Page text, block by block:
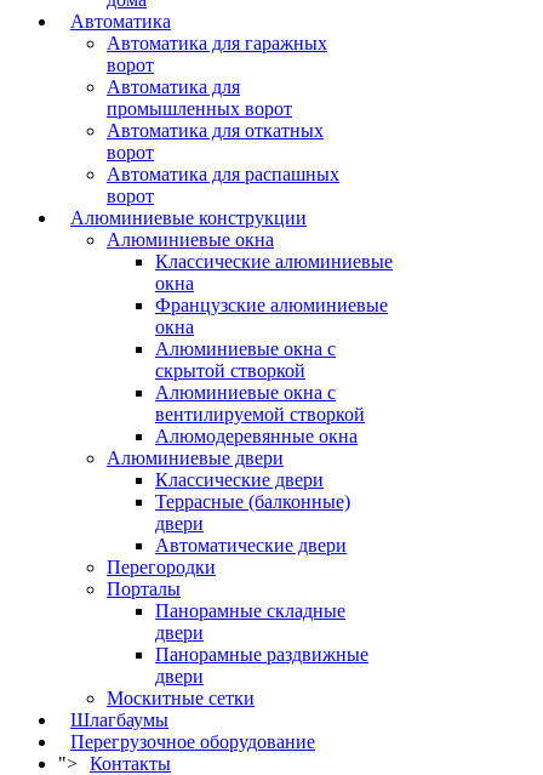
Автоматика
Автоматика для гаражных
ворот
Автоматика для
промышленных ворот
Автоматика для откатных
ворот
Автоматика для распашных
ворот
Алюминиевые конструкции
Алюминиевые окна
Классические алюминиевые
окна
Французские алюминиевые
окна
Алюминиевые окна с
скрытой створкой
Алюминиевые окна с
вентилируемой створкой
Алюмодеревянные окна
Алюминиевые двери
Классические двери
Террасные (балконные)
двери
Автоматические двери
Перегородки
Порталы
Панорамные складные
двери
Панорамные раздвижные
двери
Москитные сетки
Шлагбаумы
Перегрузочное оборудование
"> Контакты